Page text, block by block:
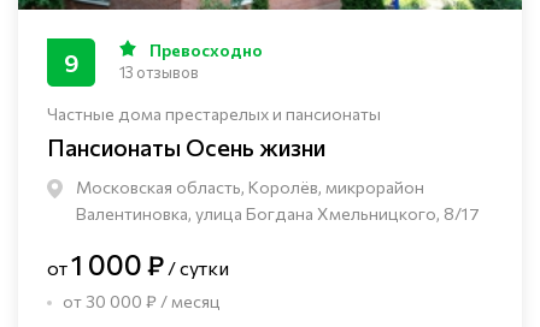
Частные дома престарелых и пансионаты
Пансионаты Осень жизни
Московская область, Королёв, микрорайон
Валентиновка, улица Богдана Хмельницкого, 8/17
9 Превосходно
13 отзывов
от1 000 ₽ / сутки
от 30 000 ₽ / месяц